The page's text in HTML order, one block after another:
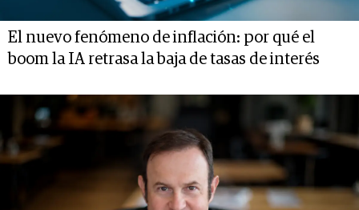
El nuevo fenómeno de inflación: por qué el
boom la IA retrasa la baja de tasas de interés